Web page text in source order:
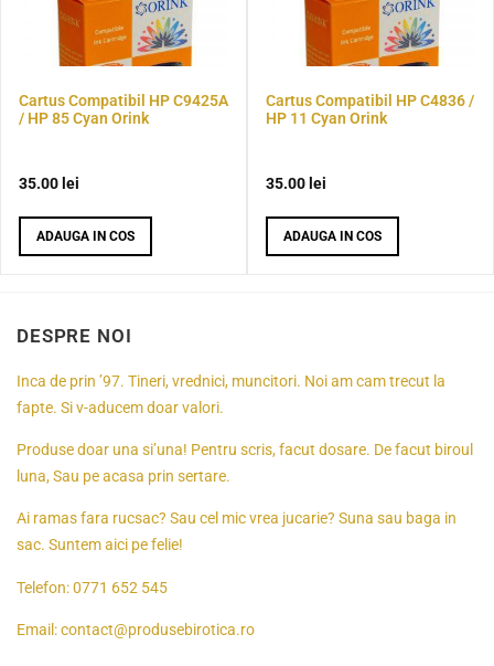
Cartus Compatibil HP C9425A
/ HP 85 Cyan Orink
35.00 lei
ADAUGA IN COS
Cartus Compatibil HP C4836 /
HP 11 Cyan Orink
35.00 lei
ADAUGA IN COS
DESPRE NOI
Inca de prin ’97. Tineri, vrednici, muncitori. Noi am cam trecut la
fapte. Si v-aducem doar valori.
Produse doar una si’una! Pentru scris, facut dosare. De facut biroul
luna, Sau pe acasa prin sertare.
Ai ramas fara rucsac? Sau cel mic vrea jucarie? Suna sau baga in
sac. Suntem aici pe felie!
Telefon:0771 652 545
Email:contact@produsebirotica.ro